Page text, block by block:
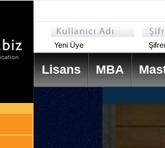
Yeni Üye
Lisans MBA